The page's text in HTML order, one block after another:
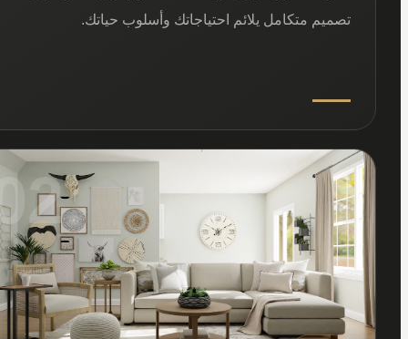
تصميم متكامل يلائم احتياجاتك وأسلوب حياتك.
02